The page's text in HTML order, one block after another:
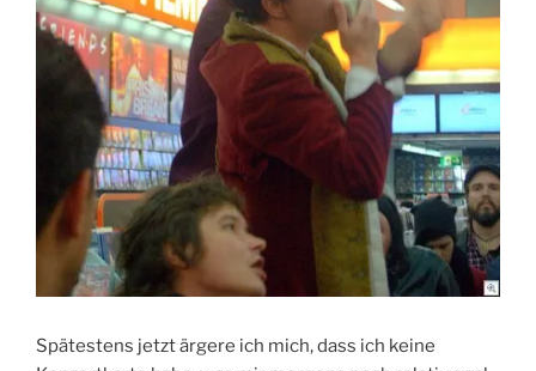
Spätestens jetzt ärgere ich mich, dass ich keine